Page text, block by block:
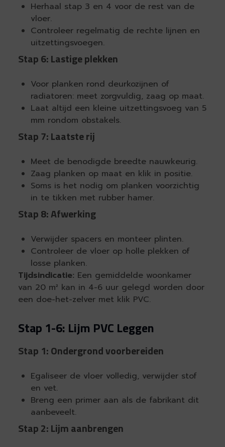
Herhaal stap 3 en 4 voor de rest van de
vloer.
Controleer regelmatig de rechte lijnen en
uitzettingsvoegen.
Stap 6: Lastige plekken
Voor planken rond deurkozijnen of
radiatoren: meet zorgvuldig, zaag op maat.
Laat altijd een kleine uitzettingsvoeg van 5
mm rondom obstakels.
Stap 7: Laatste rij
Meet de benodigde breedte nauwkeurig.
Zaag planken op maat en klik in positie.
Soms is het nodig om planken voorzichtig
in te tikken met rubber hamer.
Stap 8: Afwerking
Verwijder spacers en monteer plinten.
Controleer de vloer op holle plekken of
losse planken.
Tijdsindicatie: Een gemiddelde woonkamer
van 20 m² kan in 4-6 uur gelegd worden door
een doe-het-zelver met klik PVC.
Stap 1-6: Lijm PVC Leggen
Stap 1: Ondergrond voorbereiden
Egaliseer de vloer volledig, verwijder stof
en vet.
Breng een primer aan als de fabrikant dit
aanbeveelt.
Stap 2: Lijm aanbrengen